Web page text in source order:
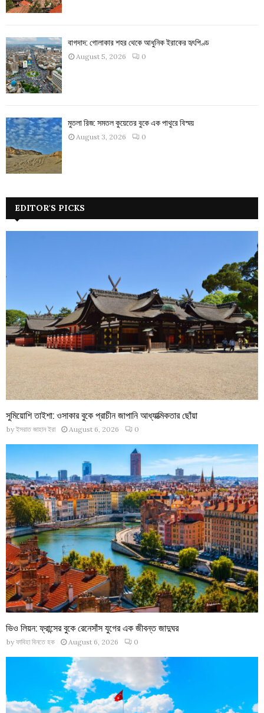
বাগদাদ: গোলাকার শহর থেকে আধুনিক ইরাকের হৃৎপিণ্ড
August 5, 2026 0
মুতলা রিজ: সমতল কুয়েতের বুকে এক পাথুরে বিস্ময়
August 3, 2026 0
EDITOR'S PICKS
সুমিয়োশি তাইশা: ওসাকার বুকে প্রাচীন জাপানি আধ্যাত্মিকতার ছোঁয়া
by ইসরাত জাহান ইরা August 6, 2026 0
ভিও লিয়ন: ফ্রান্সের বুকে রেনেসাঁস যুগের এক জীবন্ত জাদুঘর
by ফাবিহা বিনতে হক August 6, 2026 0